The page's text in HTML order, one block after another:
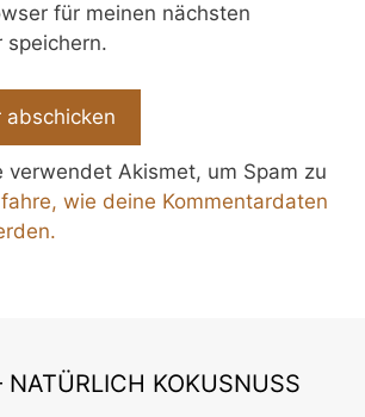
für meinen nächsten
speichern.
verwendet Akismet, um Spam zu
wie deine Kommentardaten
NATÜRLICH KOKUSNUSS